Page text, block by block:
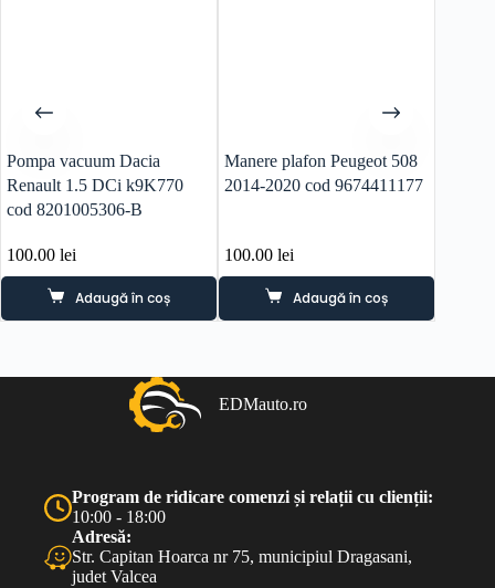
Pompa vacuum Dacia
Renault 1.5 DCi k9K770
cod 8201005306-B
100.00 lei
Adaugă în coș
Manere plafon Peugeot 508
2014-2020 cod 9674411177
100.00lei
Adaugă în coș
EDMauto.ro
Program de ridicare comenzi și relații cu clienții:
10:00 - 18:00
Adresă:
Str. Capitan Hoarca nr 75, municipiul Dragasani,
judet Valcea